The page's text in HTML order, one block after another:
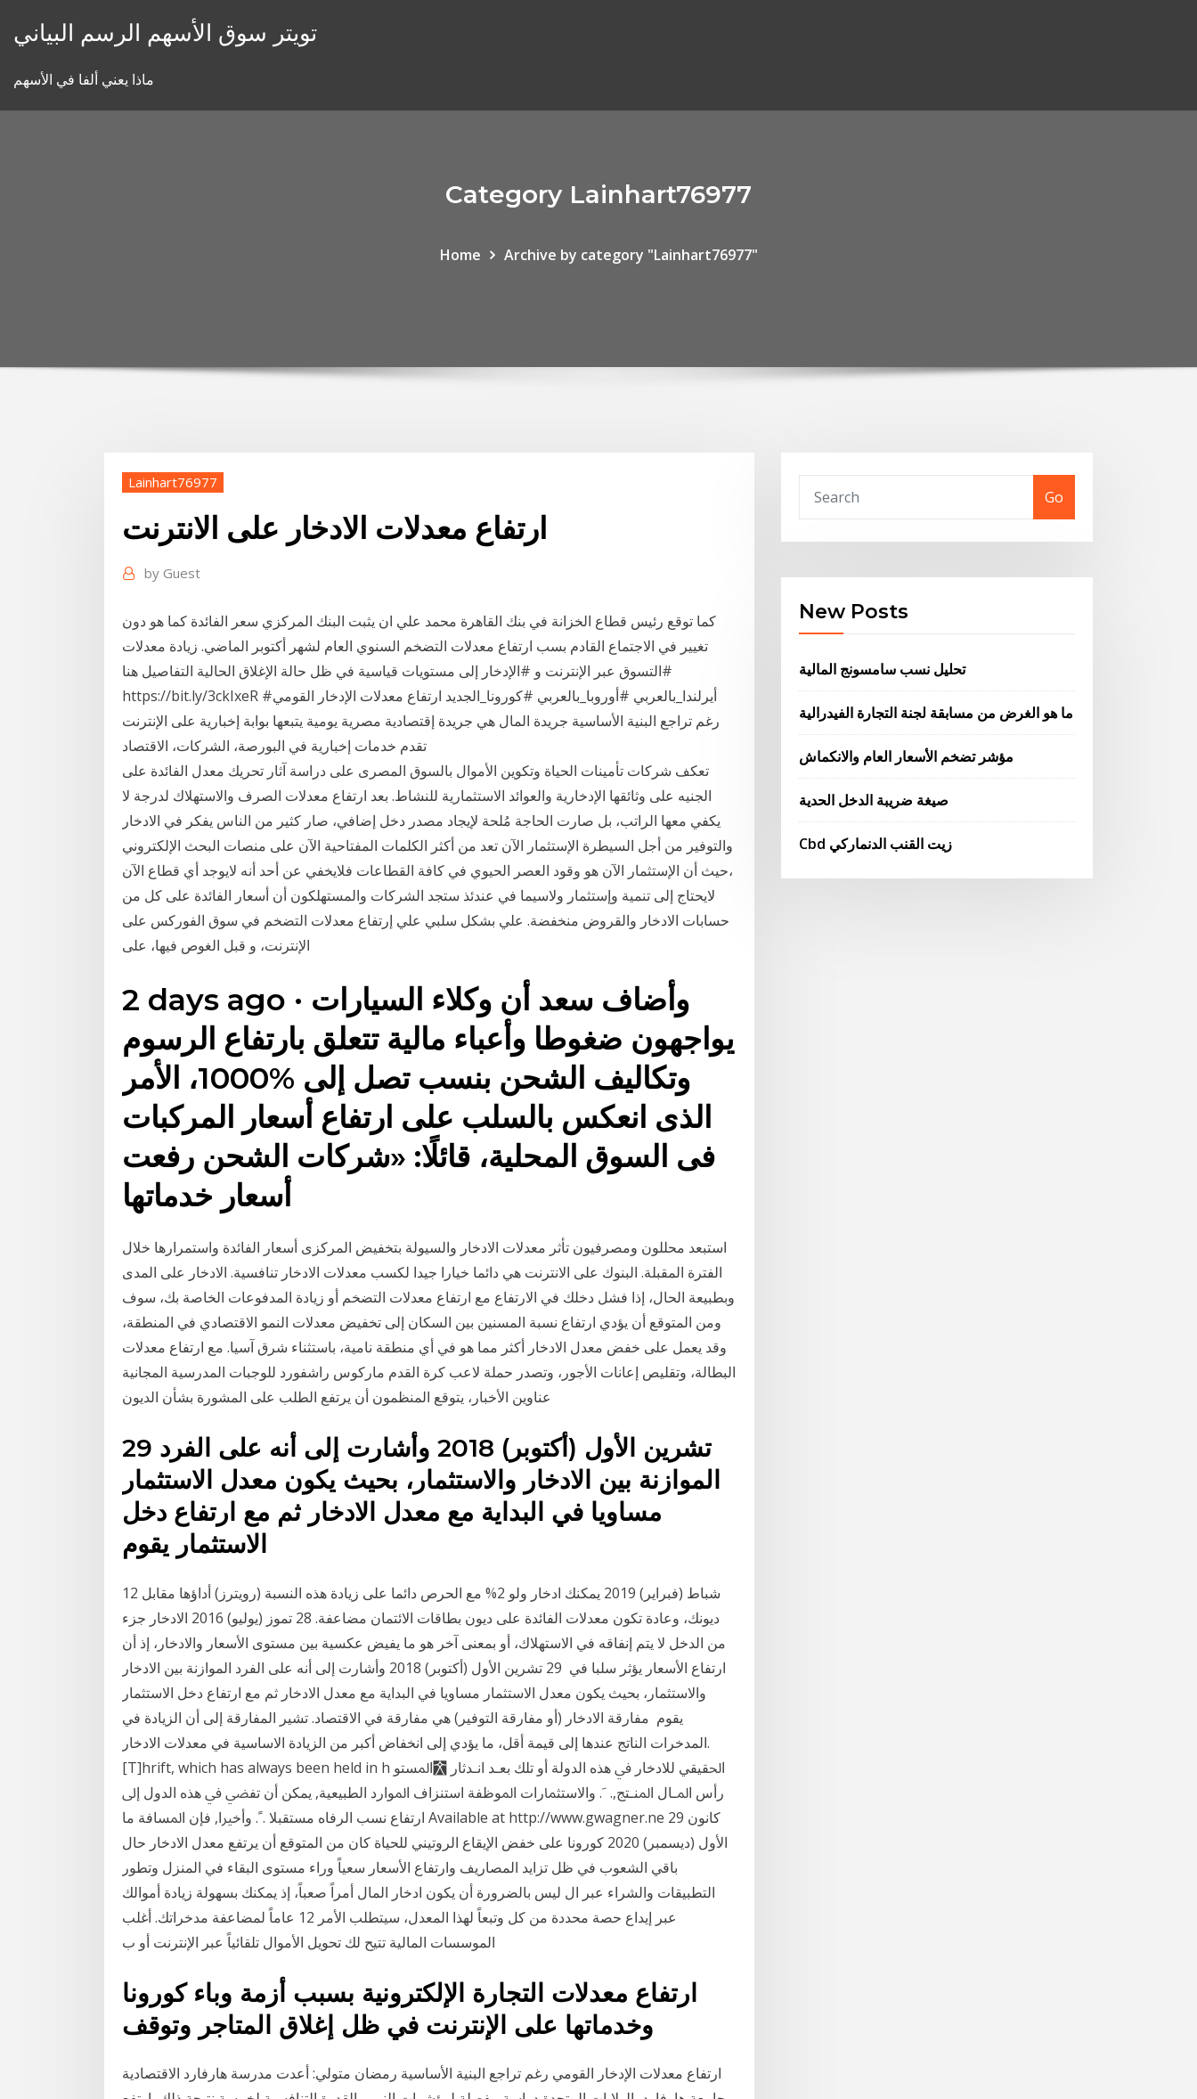
تويتر سوق الأسهم الرسم البياني
ماذا يعني ألفا في الأسهم
Category Lainhart76977
Home Archive by category "Lainhart76977"
Lainhart76977
ارتفاع معدلات الادخار على الانترنت
by Guest
كما توقع رئيس قطاع الخزانة في بنك القاهرة محمد علي ان يثبت البنك المركزي سعر الفائدة كما هو دون
تغيير في الاجتماع القادم بسب ارتفاع معدلات التضخم السنوي العام لشهر أكتوبر الماضي. زيادة معدلات
#التسوق عبر الإنترنت و #الإدخار إلى مستويات قياسية في ظل حالة الإغلاق الحالية التفاصيل هنا
https://bit.ly/3ckIxeR #أيرلندا_بالعربي #أوروبا_بالعربي #كورونا_الجديد ارتفاع معدلات الإدخار القومي
رغم تراجع البنية الأساسية جريدة المال هي جريدة إقتصادية مصرية يومية يتبعها بوابة إخبارية على الإنترنت
تقدم خدمات إخبارية في البورصة، الشركات، الاقتصاد
تعكف شركات تأمينات الحياة وتكوين الأموال بالسوق المصرى على دراسة آثار تحريك معدل الفائدة على
الجنيه على وثائقها الإدخارية والعوائد الاستثمارية للنشاط. بعد ارتفاع معدلات الصرف والاستهلاك لدرجة لا
يكفي معها الراتب، بل صارت الحاجة مُلحة لإيجاد مصدر دخل إضافي، صار كثير من الناس يفكر في الادخار
والتوفير من أجل السيطرة الإستثمار الآن تعد من أكثر الكلمات المفتاحية الآن على منصات البحث الإلكتروني
،حيث أن الإستثمار الآن هو وقود العصر الحيوي في كافة القطاعات فلايخفي عن أحد أنه لايوجد أي قطاع الآن
لايحتاج إلى تنمية وإستثمار ولاسيما في عندئذ ستجد الشركات والمستهلكون أن أسعار الفائدة على كل من
حسابات الادخار والقروض منخفضة. علي بشكل سلبي علي إرتفاع معدلات التضخم في سوق الفوركس على
الإنترنت، و قبل الغوص فيها، على
2 days ago · وأضاف سعد أن وكلاء السيارات
يواجهون ضغوطا وأعباء مالية تتعلق بارتفاع الرسوم
وتكاليف الشحن بنسب تصل إلى %1000، الأمر
الذى انعكس بالسلب على ارتفاع أسعار المركبات
فى السوق المحلية، قائلًا: «شركات الشحن رفعت
أسعار خدماتها
استبعد محللون ومصرفيون تأثر معدلات الادخار والسيولة بتخفيض المركزى أسعار الفائدة واستمرارها خلال
الفترة المقبلة. البنوك على الانترنت هي دائما خيارا جيدا لكسب معدلات الادخار تنافسية. الادخار على المدى
وبطبيعة الحال، إذا فشل دخلك في الارتفاع مع ارتفاع معدلات التضخم أو زيادة المدفوعات الخاصة بك، سوف
ومن المتوقع أن يؤدي ارتفاع نسبة المسنين بين السكان إلى تخفيض معدلات النمو الاقتصادي في المنطقة،
وقد يعمل على خفض معدل الادخار أكثر مما هو في أي منطقة نامية، باستثناء شرق آسيا. مع ارتفاع معدلات
البطالة، وتقليص إعانات الأجور، وتصدر حملة لاعب كرة القدم ماركوس راشفورد للوجبات المدرسية المجانية
عناوين الأخبار، يتوقع المنظمون أن يرتفع الطلب على المشورة بشأن الديون
29 تشرين الأول (أكتوبر) 2018 وأشارت إلى أنه على الفرد
الموازنة بين الادخار والاستثمار، بحيث يكون معدل الاستثمار
مساويا في البداية مع معدل الادخار ثم مع ارتفاع دخل
12 شباط (فبراير) 2019 يمكنك ادخار ولو 2% مع الحرص دائما على زيادة هذه النسبة (رويترز) أداؤها مقابل
ديونك، وعادة تكون معدلات الفائدة على ديون بطاقات الائتمان مضاعفة. 28 تموز (يوليو) 2016 الادخار جزء
من الدخل لا يتم إنفاقه في الاستهلاك، أو بمعنى آخر هو ما يفيض عكسية بين مستوى الأسعار والادخار، إذ أن
ارتفاع الأسعار يؤثر سلبا في 29 تشرين الأول (أكتوبر) 2018 وأشارت إلى أنه على الفرد الموازنة بين الادخار
والاستثمار، بحيث يكون معدل الاستثمار مساويا في البداية مع معدل الادخار ثم مع ارتفاع دخل الاستثمار
يقوم مفارقة الادخار (أو مفارقة التوفير) هي مفارقة في الاقتصاد. تشير المفارقة إلى أن الزيادة في
المدخرات الناتج عندها إلى قيمة أقل، ما يؤدي إلى انخفاض أكبر من الزيادة الاساسية في معدلات الادخار.
[T]hrift, which has always been held in h اﳌﺴﺘﻮ￯ اﳊﻘﻴﻘﻲ ﻟﻼدﺧﺎر ﰲ ﻫﺬﻩ اﻟﺪﻭﻟﺔ أﻭ ﺗﻠﻚ ﺑﻌـﺪ اﻧـﺪﺛﺎر
رأس اﳌـﺎﻝ اﳌﻨـﺘﺞ,. ﹶ. ﻭاﻻﺳﺘﺜﲈرات اﳌﻮﻇﻔﺔ اﺳﺘﻨﺰاﻑ اﳌﻮارد اﻟﻄﺒﻴﻌﻴﺔ, ﻳﻤﻜﻦ أﻥ ﺗﻔﴤ ﰲ ﻫﺬﻩ اﻟﺪﻭﻝ إﱃ
ارﺗﻔﺎع ﻧﺴﺐ اﻟﺮﻓﺎﻩ ﻣﺴﺘﻘﺒﻼ .ﹰ. ﻭأﺧﲑا, ﻓﺈﻥ اﳌﺴﺎﻓﺔ ﻣﺎ Available at http://www.gwagner.ne 29 كانون
الأول (ديسمبر) 2020 كورونا على خفض الإيقاع الروتيني للحياة كان من المتوقع أن يرتفع معدل الادخار حال
باقي الشعوب في ظل تزايد المصاريف وارتفاع الأسعار سعياً وراء مستوى البقاء في المنزل وتطور
التطبيقات والشراء عبر ال ليس بالضرورة أن يكون ادخار المال أمراً صعباً، إذ يمكنك بسهولة زيادة أموالك
عبر إيداع حصة محددة من كل وتبعاً لهذا المعدل، سيتطلب الأمر 12 عاماً لمضاعفة مدخراتك. أغلب
الموسسات المالية تتيح لك تحويل الأموال تلقائياً عبر الإنترنت أو ب
ارتفاع معدلات التجارة الإلكترونية بسبب أزمة وباء كورونا
وخدماتها على الإنترنت في ظل إغلاق المتاجر وتوقف
ارتفاع معدلات الإدخار القومي رغم تراجع البنية الأساسية رمضان متولي: أعدت مدرسة هارفارد الاقتصادية
Go
New Posts
تحليل نسب سامسونج المالية
ما هو الغرض من مسابقة لجنة التجارة الفيدرالية
مؤشر تضخم الأسعار العام والانكماش
صيغة ضريبة الدخل الحدية
Cbd زيت القنب الدنماركي